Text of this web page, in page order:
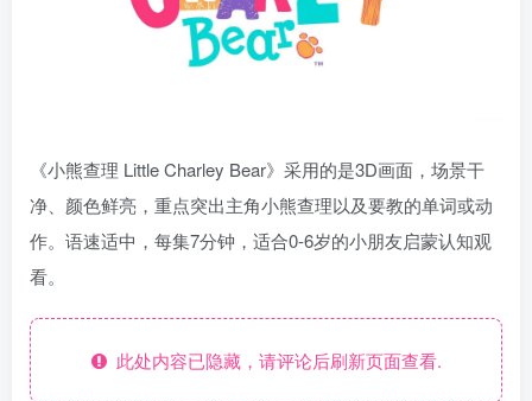
《小熊查理 Little Charley Bear》采用的是3D画面，场景干
净、颜色鲜亮，重点突出主角小熊查理以及要教的单词或动
作。语速适中，每集7分钟，适合0-6岁的小朋友启蒙认知观
看。
此处内容已隐藏，请评论后刷新页面查看.